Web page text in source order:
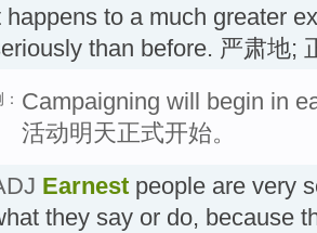
happens to a much greater
than before. 严肃地;
Campaigning will begin in
活动明天正式开始。
Earnest people are very
they say or do, because